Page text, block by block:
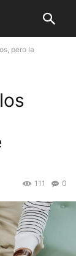
pero la
0
111